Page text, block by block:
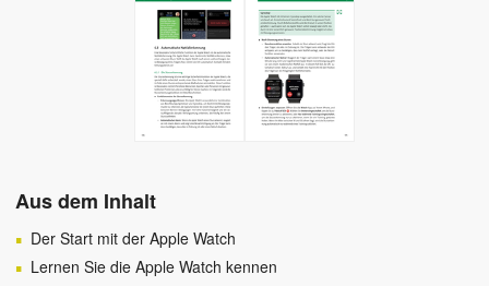
Aus dem Inhalt
Der Start mit der Apple Watch
Lernen Sie die Apple Watch kennen